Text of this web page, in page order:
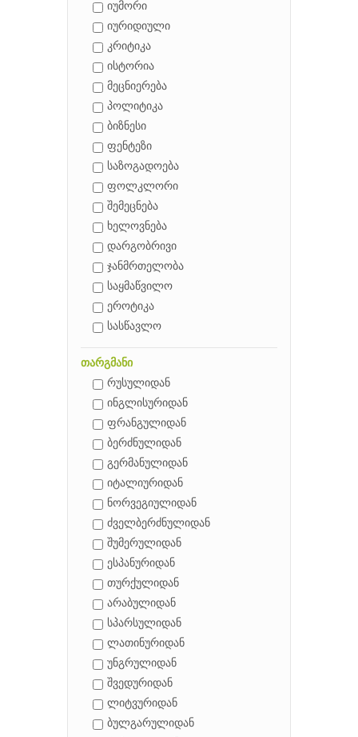
იუმორი
იურიდიული
კრიტიკა
ისტორია
მეცნიერება
პოლიტიკა
ბიზნესი
ფენტეზი
საზოგადოება
ფოლკლორი
შემეცნება
ხელოვნება
დარგობრივი
ჯანმრთელობა
საყმაწვილო
ეროტიკა
სასწავლო
თარგმანი
რუსულიდან
ინგლისურიდან
ფრანგულიდან
ბერძნულიდან
გერმანულიდან
იტალიურიდან
ნორვეგიულიდან
ძველბერძნულიდან
შუმერულიდან
ესპანურიდან
თურქულიდან
არაბულიდან
სპარსულიდან
ლათინურიდან
უნგრულიდან
შვედურიდან
ლიტვურიდან
ბულგარულიდან